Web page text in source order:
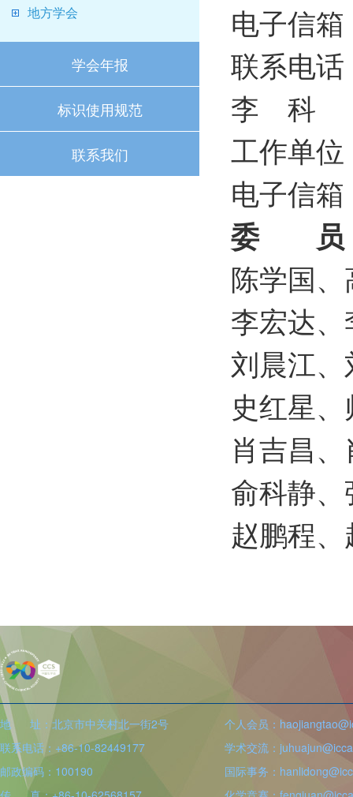
地方学会
学会年报
标识使用规范
联系我们
电子信
联系电
李 科
工作单
电子信
委 员
陈学国
李宏达
刘晨江
史红星
肖吉昌
俞科静
赵鹏程
地 址：北京市中关村北一街2号
联系电话：+86-10-82449177
邮政编码：100190
个人会员：
学术交流：
国际事务：